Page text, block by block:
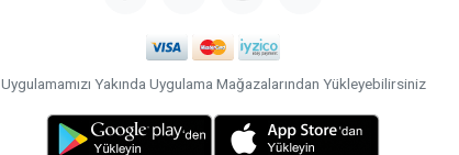
Uygulamamızı Yakında Uygulama Mağazalarından Yükleyebilirsiniz